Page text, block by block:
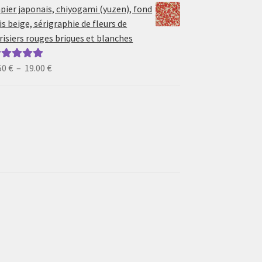
prix :
6.50 €
à
japonais, chiyogami (yuzen), fond
beige, sérigraphie de fleurs de
rouges briques et blanches
5.00sur
€ – 19.00€Plage